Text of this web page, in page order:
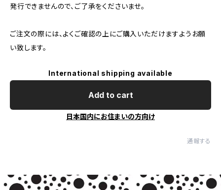
発行できませんので、ご了承をくださいませ。
ご注文の際には、よくご確認の上にご購入いただけますようお願
い致します。
International shipping available
Add to cart
日本国内にお住まいの方向け
通報する